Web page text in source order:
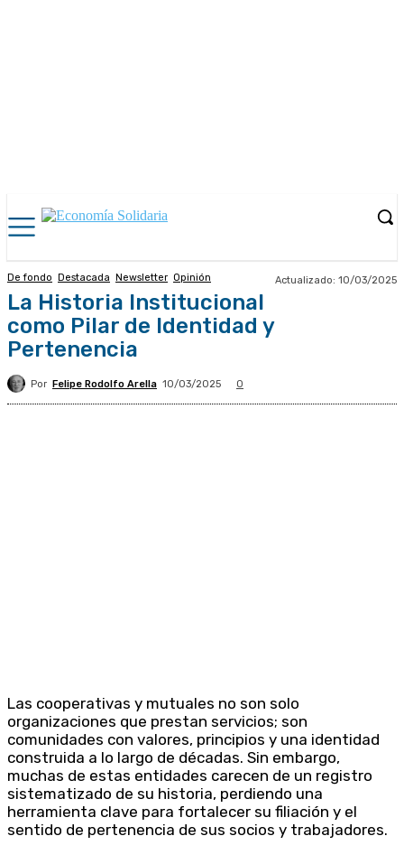
De fondo Destacada Newsletter Opinión Actualizado: 10/03/2025
La Historia Institucional
como Pilar de Identidad y
Pertenencia
Por Felipe Rodolfo Arella 10/03/2025 0
Las cooperativas y mutuales no son solo
organizaciones que prestan servicios; son
comunidades con valores, principios y una identidad
construida a lo largo de décadas. Sin embargo,
muchas de estas entidades carecen de un registro
sistematizado de su historia, perdiendo una
herramienta clave para fortalecer su filiación y el
sentido de pertenencia de sus socios y trabajadores.